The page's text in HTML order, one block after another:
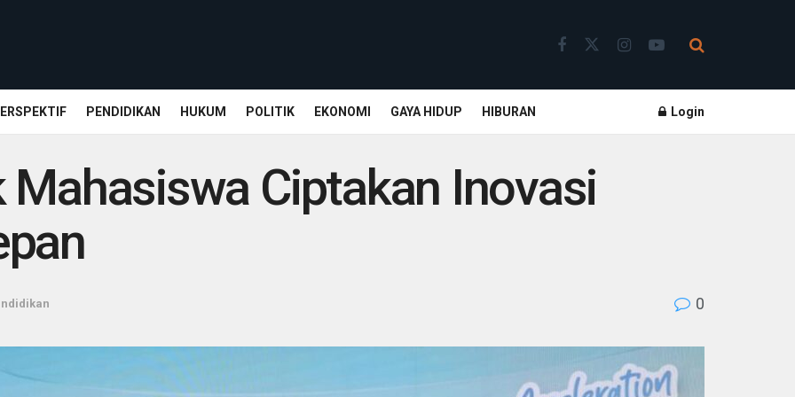
PENDIDIKAN HUKUM POLITIK EKONOMI GAYA HIDUP HIBURAN Login
Ciptakan Inovasi
0